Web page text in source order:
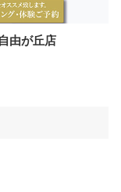
由が丘店